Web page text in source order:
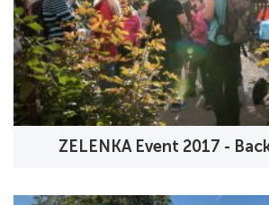
ZELENKA Event 2017 -